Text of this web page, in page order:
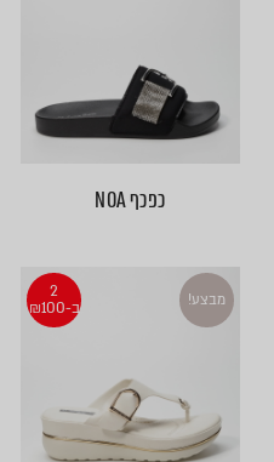
כפכף NOA
2
ב-₪100
מבצע!